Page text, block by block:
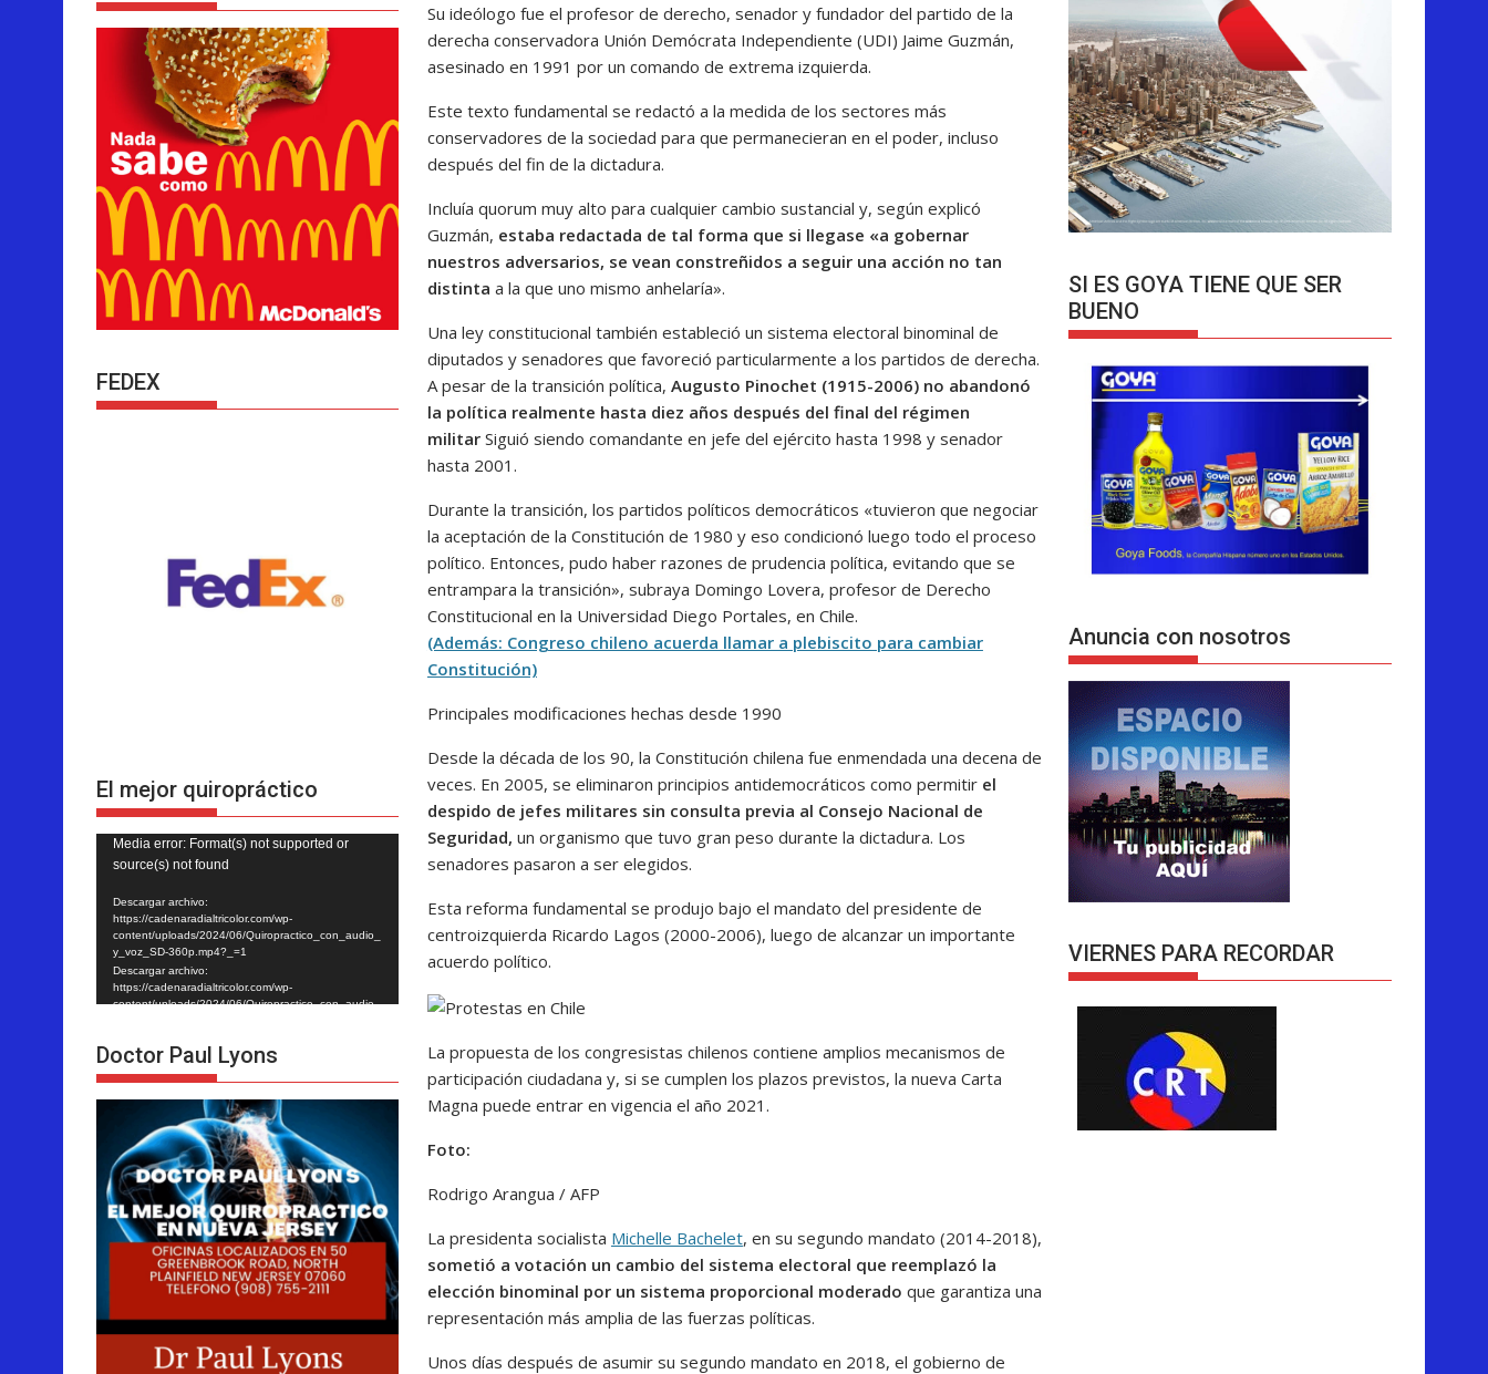
Su ideólogo fue el profesor de derecho, senador y fundador del partido de la
derecha conservadora Unión Demócrata Independiente (UDI) Jaime Guzmán,
asesinado en 1991 por un comando de extrema izquierda.
Este texto fundamental se redactó a la medida de los sectores más
conservadores de la sociedad para que permanecieran en el poder, incluso
después del fin de la dictadura.
Incluía quorum muy alto para cualquier cambio sustancial y, según explicó
Guzmán, estaba redactada de tal forma que si llegase «a gobernar
nuestros adversarios, se vean constreñidos a seguir una acción no tan
distinta a la que uno mismo anhelaría».
Una ley constitucional también estableció un sistema electoral binominal de
diputados y senadores que favoreció particularmente a los partidos de derecha.
A pesar de la transición política, Augusto Pinochet (1915-2006) no abandonó
la política realmente hasta diez años después del final del régimen
militar Siguió siendo comandante en jefe del ejército hasta 1998 y senador
hasta 2001.
Durante la transición, los partidos políticos democráticos «tuvieron que negociar
la aceptación de la Constitución de 1980 y eso condicionó luego todo el proceso
político. Entonces, pudo haber razones de prudencia política, evitando que se
entrampara la transición», subraya Domingo Lovera, profesor de Derecho
Constitucional en la Universidad Diego Portales, en Chile.
(Además: Congreso chileno acuerda llamar a plebiscito para cambiar
Constitución)
Principales modificaciones hechas desde 1990
Desde la década de los 90, la Constitución chilena fue enmendada una decena de
veces. En 2005, se eliminaron principios antidemocráticos como permitir el
despido de jefes militares sin consulta previa al Consejo Nacional de
Seguridad, un organismo que tuvo gran peso durante la dictadura. Los
senadores pasaron a ser elegidos.
Esta reforma fundamental se produjo bajo el mandato del presidente de
centroizquierda Ricardo Lagos (2000-2006), luego de alcanzar un importante
acuerdo político.
La propuesta de los congresistas chilenos contiene amplios mecanismos de
participación ciudadana y, si se cumplen los plazos previstos, la nueva Carta
Magna puede entrar en vigencia el año 2021.
Foto:
Rodrigo Arangua / AFP
La presidenta socialista Michelle Bachelet, en su segundo mandato (2014-2018),
sometió a votación un cambio del sistema electoral que reemplazó la
elección binominal por un sistema proporcional moderado que garantiza una
representación más amplia de las fuerzas políticas.
Unos días después de asumir su segundo mandato en 2018, el gobierno de
FEDEX
El mejor quiropráctico
Reproductor
de
vídeo
Media error: Format(s) not supported or
source(s) not found
Descargar archivo:
https://cadenaradialtricolor.com/wp-
content/uploads/2024/06/Quiropractico_con_audio_
y_voz_SD-360p.mp4?_=1
Descargar archivo:
https://cadenaradialtricolor.com/wp-
content/uploads/2024/06/Quiropractico_con_audio_
Doctor Paul Lyons
SI ES GOYA TIENE QUE SER
BUENO
Anuncia con nosotros
VIERNES PARA RECORDAR